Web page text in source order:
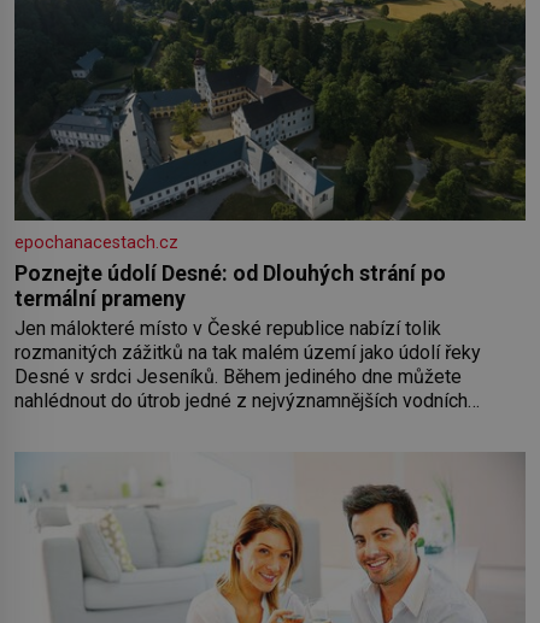
epochanacestach.cz
Poznejte údolí Desné: od Dlouhých strání po
termální prameny
Jen málokteré místo v České republice nabízí tolik
rozmanitých zážitků na tak malém území jako údolí řeky
Desné v srdci Jeseníků. Během jediného dne můžete
nahlédnout do útrob jedné z nejvýznamnějších vodních
koloběžce a den zakončit poznáváním památek ve Velkých